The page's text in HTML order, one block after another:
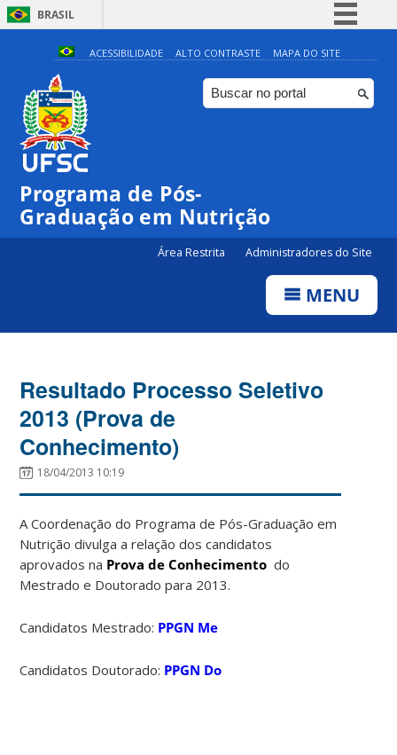
BRASIL
Simplifique!
Comunica BR
Participe
ACESSIBILIDADE ALTO CONTRASTE MAPA DO SITE
Programa de Pós-
Graduação em Nutrição
Área Restrita Administradores do Site
MENU
Resultado Processo Seletivo
2013 (Prova de
Conhecimento)
18/04/2013 10:19
A Coordenação do Programa de Pós-Graduação em
Nutrição divulga a relação dos candidatos
aprovados na Prova de Conhecimento do
Mestrado e Doutorado para 2013.
Candidatos Mestrado: PPGN Me
Candidatos Doutorado: PPGN Do